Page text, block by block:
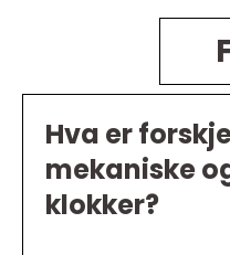
Hva er
mekaniske
klokker?